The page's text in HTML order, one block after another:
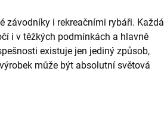
závodníky i rekreačními rybáři. Každá
i v těžkých podmínkách a hlavně
existuje jen jediný způsob,
může být absolutní světová